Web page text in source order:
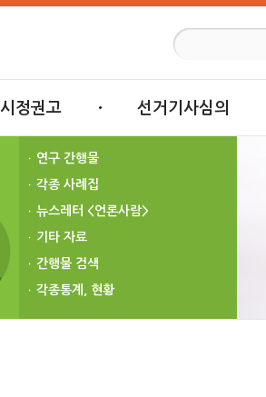
시정권고 선거기사심의
연구 간행물
각종 사례집
뉴스레터 <언론사람>
기타 자료
간행물 검색
각종통계, 현황